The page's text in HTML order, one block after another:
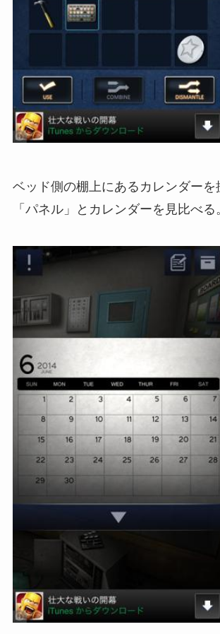
ベッド側の棚上にあるカレンダーを
「パネル」とカレンダーを見比べる